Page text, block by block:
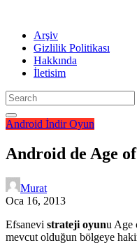
Arşiv
Gizlilik Politikası
Hakkında
İletisim
Android İndirOyun
Android de Age
Murat
Oca 16, 2013
Efsanevi strateji oyunu Age
mevcut olduğun bölgeye